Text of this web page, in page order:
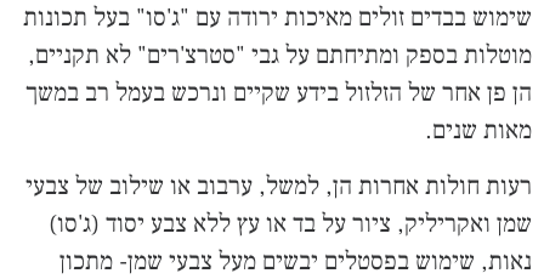
שימוש בבדים זולים מאיכות ירודה עם "ג'סו" בעל תכונות
מוטלות בספק ומתיחתם על גבי "סטרצ'רים" לא תקניים,
הן פן אחר של הזלזול בידע שקיים ונרכש בעמל רב במשך
מאות שנים.
רעות חולות אחרות הן, למשל, ערבוב או שילוב של צבעי
שמן ואקריליק, ציור על בד או עץ ללא צבע יסוד (ג'סו)
נאות, שימוש בפסטלים יבשים מעל צבעי שמן- מתכון